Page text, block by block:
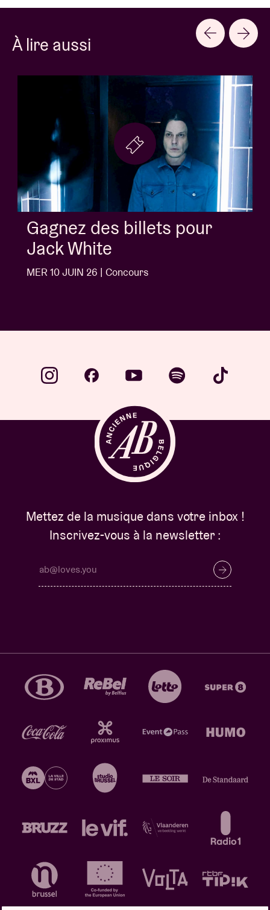
À lire aussi
Gagnez des billets pour
Jack White
MER 10 JUIN 26 | Concours
Mettez de la musique dans votre inbox !
Inscrivez-vous à la newsletter :